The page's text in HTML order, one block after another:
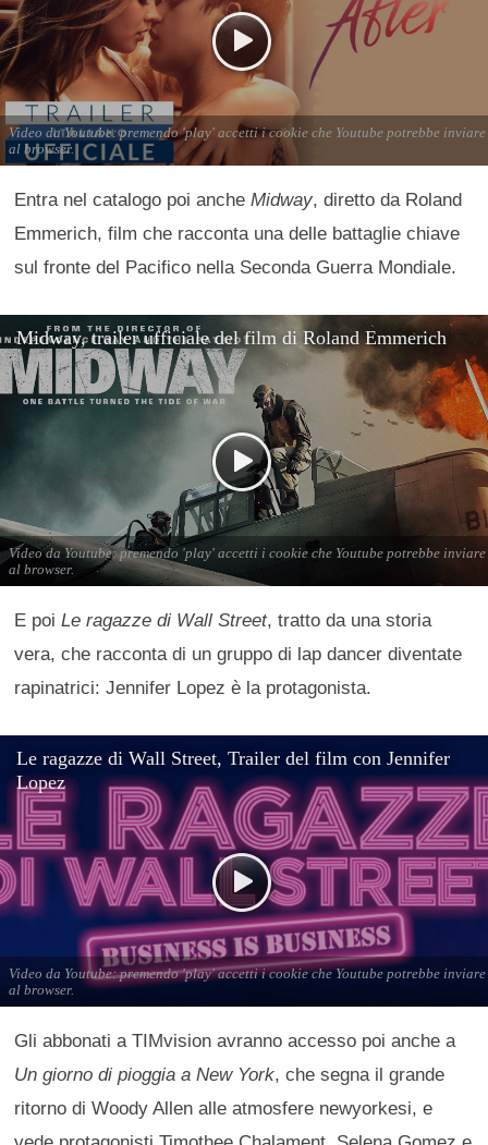
Entra nel catalogo poi ancheMidway, diretto da Roland
Emmerich, film che racconta una delle battaglie chiave
sul fronte del Pacifico nella Seconda Guerra Mondiale.
E poiLe ragazze di Wall Street, tratto da una storia
vera, che racconta di un gruppo di lap dancer diventate
rapinatrici: Jennifer Lopez è la protagonista.
Gli abbonati a TIMvision avranno accesso poi anche a
Un giorno di pioggia a New York, che segna il grande
ritorno di Woody Allen alle atmosfere newyorkesi, e